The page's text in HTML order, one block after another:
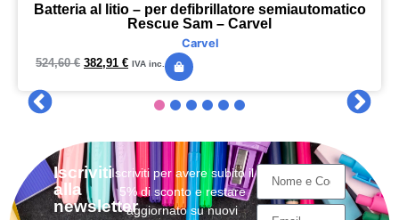
Batteria al litio – per defibrillatore semiautomatico
Rescue Sam – Carvel
Carvel
524,60€ 382,91 € IVA inc.
Iscriviti
alla
newsletter
Iscriviti per avere subito il
5% di sconto e restare
aggiornato su nuovi